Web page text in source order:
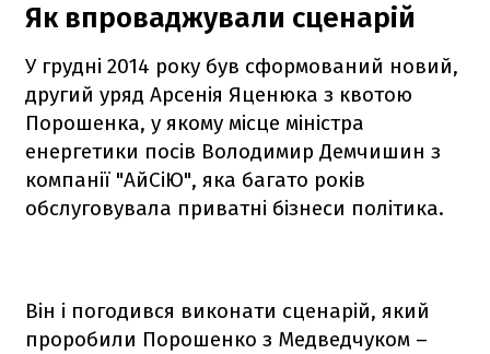
Як впроваджували сценарій
У грудні 2014 року був сформований новий,
другий уряд Арсенія Яценюка з квотою
Порошенка, у якому місце міністра
енергетики посів Володимир Демчишин з
компанії "АйСіЮ", яка багато років
обслуговувала приватні бізнеси політика.
Він і погодився виконати сценарій, який
проробили Порошенко з Медведчуком –